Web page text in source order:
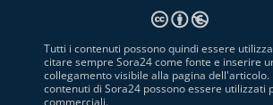
Tutti i contenuti possono quindi essere
citare sempre Sora24 come fonte e inserire
collegamento visibile alla pagina dell'articolo.
contenuti di Sora24 possono essere utilizzati
commerciali.